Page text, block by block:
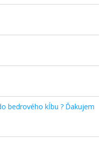
bedrového kĺbu ? Ďakujem